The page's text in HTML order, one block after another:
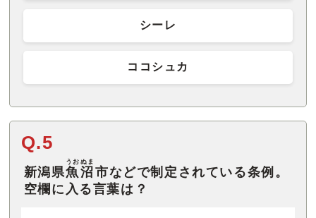
シーレ
ココシュカ
Q.5
新潟県魚沼
うおぬま
市などで制定されている条例。
空欄に入る言葉は？